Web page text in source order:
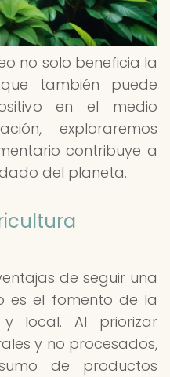
no solo beneficia la
también puede
en el medio
exploraremos
contribuye a
del planeta.
de seguir una
es el fomento de la
y local. Al priorizar
y no procesados,
de productos